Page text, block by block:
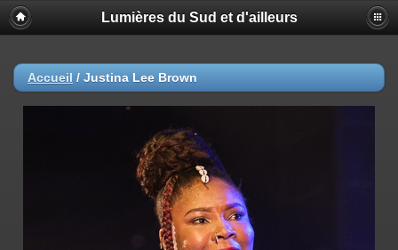
Lumières du Sud et d'ailleurs
Accueil / Justina Lee Brown